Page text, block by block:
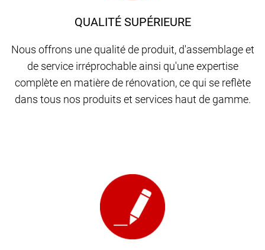
QUALITÉ SUPÉRIEURE
Nous offrons une qualité de produit, d'assemblage et
de service irréprochable ainsi qu'une expertise
complète en matière de rénovation, ce qui se reflète
dans tous nos produits et services haut de gamme.